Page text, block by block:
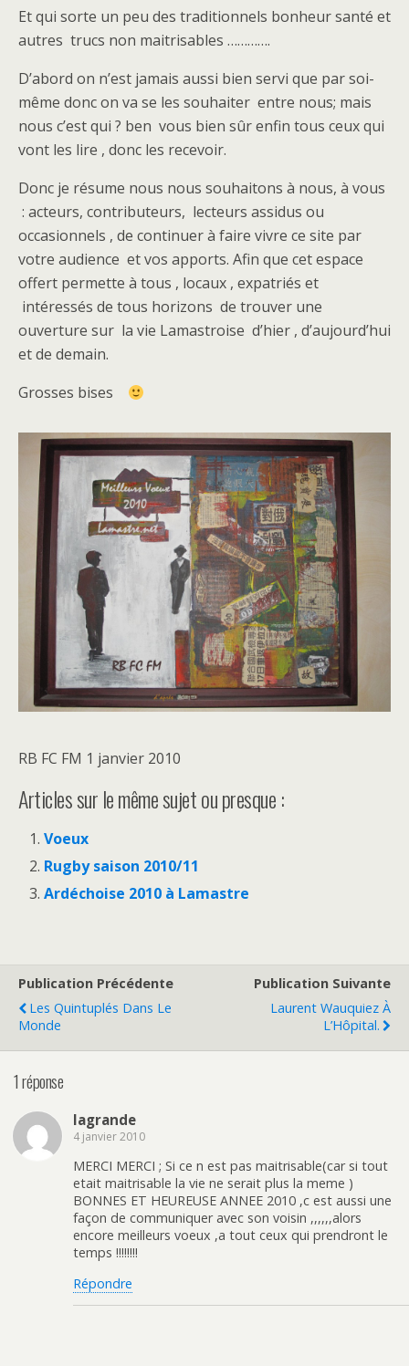
Et qui sorte un peu des traditionnels bonheur santé et
autres trucs non maitrisables ………….
D’abord on n’est jamais aussi bien servi que par soi-
même donc on va se les souhaiter entre nous; mais
nous c’est qui ? ben vous bien sûr enfin tous ceux qui
vont les lire , donc les recevoir.
Donc je résume nous nous souhaitons à nous, à vous
: acteurs, contributeurs, lecteurs assidus ou
occasionnels , de continuer à faire vivre ce site par
votre audience et vos apports. Afin que cet espace
offert permette à tous , locaux , expatriés et
intéressés de tous horizons de trouver une
ouverture sur la vie Lamastroise d’hier , d’aujourd’hui
et de demain.
Grosses bises
RB FC FM 1 janvier 2010
Articles sur le même sujet ou presque :
Voeux
Rugby saison 2010/11
Ardéchoise 2010 à Lamastre
Publication Précédente
Les Quintuplés Dans Le
Monde
Publication Suivante
Laurent Wauquiez À
L’Hôpital.
1 réponse
lagrande
4 janvier 2010
MERCI MERCI ; Si ce n est pas maitrisable(car si tout
etait maitrisable la vie ne serait plus la meme )
BONNES ET HEUREUSE ANNEE 2010 ,c est aussi une
façon de communiquer avec son voisin ,,,,,,alors
encore meilleurs voeux ,a tout ceux qui prendront le
temps !!!!!!!!
Répondre